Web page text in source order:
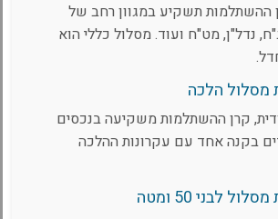
ההשתלמות תשקיע במגוון רחב של
נדל"ן, מט"ח ועוד. מסלול כללי הוא
הלכה
קרן ההשתלמות משקיעה בנכסים
בקנה אחד עם עקרונות ההלכה
לבני 50 ומטה